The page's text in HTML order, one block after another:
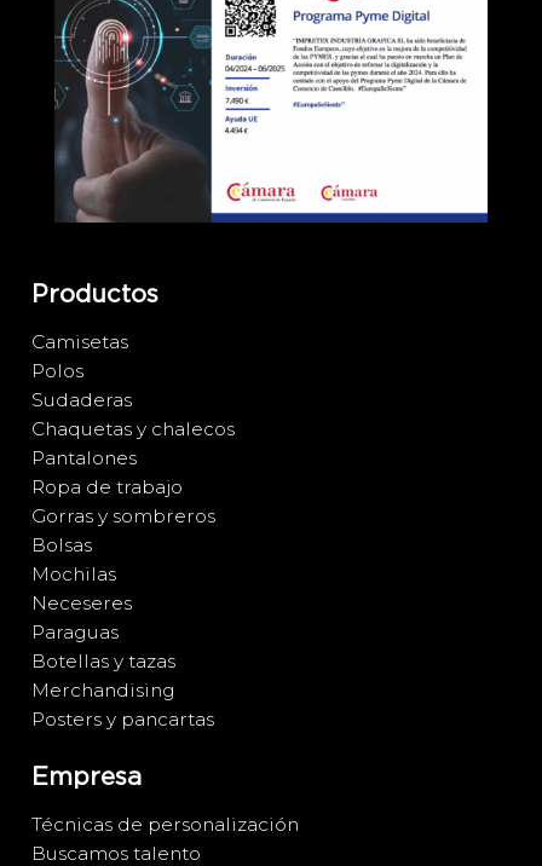
Productos
Camisetas
Polos
Sudaderas
Chaquetas y chalecos
Pantalones
Ropa de trabajo
Gorras y sombreros
Bolsas
Mochilas
Neceseres
Paraguas
Botellas y tazas
Merchandising
Posters y pancartas
Empresa
Técnicas de personalización
Buscamos talento